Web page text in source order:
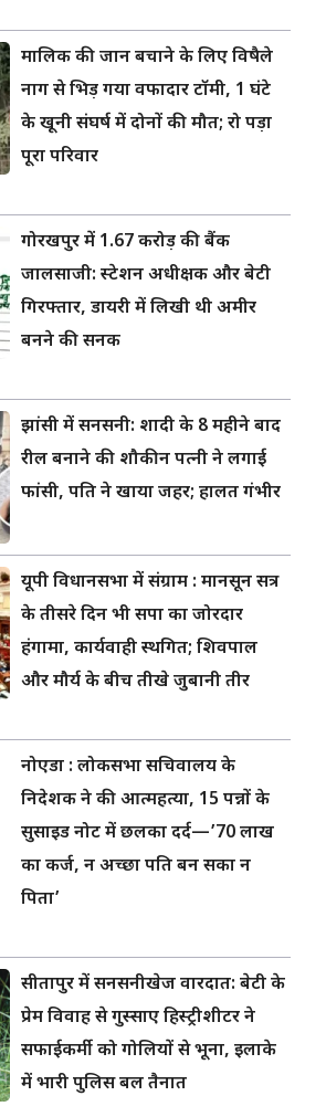
मालिक की जान बचाने के लिए विषैले
नाग से भिड़ गया वफादार टॉमी, 1 घंटे
के खूनी संघर्ष में दोनों की मौत; रो पड़ा
पूरा परिवार
गोरखपुर में 1.67 करोड़ की बैंक
जालसाजी: स्टेशन अधीक्षक और बेटी
गिरफ्तार, डायरी में लिखी थी अमीर
बनने की सनक
झांसी में सनसनी: शादी के 8 महीने बाद
रील बनाने की शौकीन पत्नी ने लगाई
फांसी, पति ने खाया जहर; हालत गंभीर
यूपी विधानसभा में संग्राम : मानसून सत्र
के तीसरे दिन भी सपा का जोरदार
हंगामा, कार्यवाही स्थगित; शिवपाल
और मौर्य के बीच तीखे जुबानी तीर
नोएडा : लोकसभा सचिवालय के
निदेशक ने की आत्महत्या, 15 पन्नों के
सुसाइड नोट में छलका दर्द—’70 लाख
का कर्ज, न अच्छा पति बन सका न
पिता’
सीतापुर में सनसनीखेज वारदात: बेटी के
प्रेम विवाह से गुस्साए हिस्ट्रीशीटर ने
सफाईकर्मी को गोलियों से भूना, इलाके
में भारी पुलिस बल तैनात